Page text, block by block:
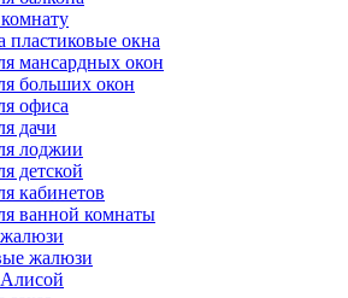
окна
мансардных окон
больших окон
офиса
дачи
лоджии
детской
кабинетов
ванной комнаты
жалюзи